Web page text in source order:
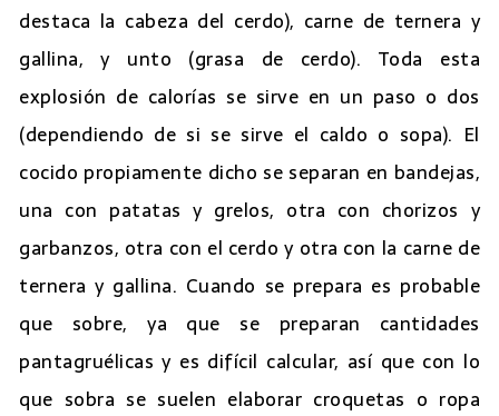
destaca la cabeza del cerdo), carne de ternera y
gallina, y unto (grasa de cerdo). Toda esta
explosión de calorías se sirve en un paso o dos
(dependiendo de si se sirve el caldo o sopa). El
cocido propiamente dicho se separan en bandejas,
una con patatas y grelos, otra con chorizos y
garbanzos, otra con el cerdo y otra con la carne de
ternera y gallina. Cuando se prepara es probable
que sobre, ya que se preparan cantidades
pantagruélicas y es difícil calcular, así que con lo
que sobra se suelen elaborar croquetas o ropa